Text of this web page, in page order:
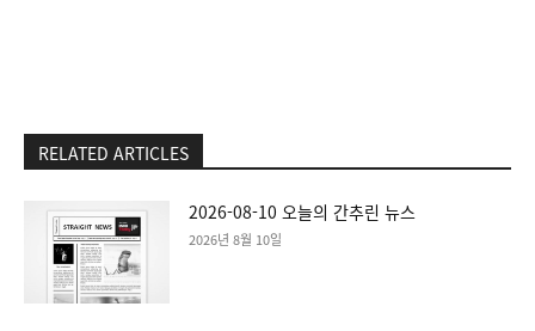
RELATED ARTICLES
2026-08-10 오늘의 간추린 뉴스
2026년 8월 10일